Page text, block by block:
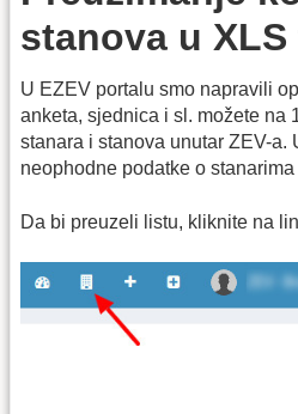
stanova u
U EZEV portalu smo napravili
anketa, sjednica i sl. možete na
stanara i stanova unutar ZEV-a.
neophodne podatke o
Da bi preuzeli listu, kliknite na